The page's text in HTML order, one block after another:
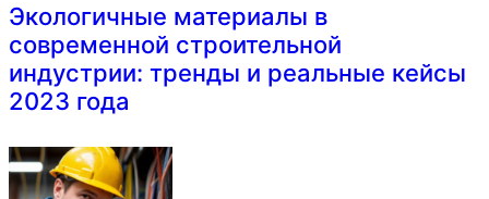
Экологичные материалы в
современной строительной
индустрии: тренды и реальные кейсы
2023 года